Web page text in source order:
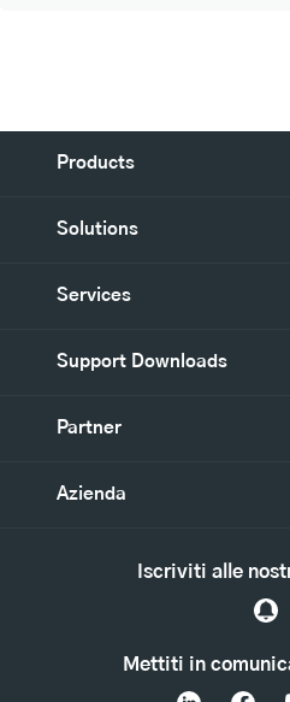
Products
Solutions
Services
Support Downloads
Partner
Azienda
Mettiti in
Iscriviti alle